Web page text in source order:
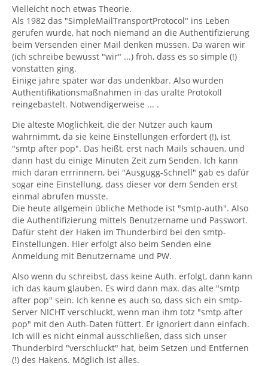
Vielleicht noch etwas Theorie.
Als 1982 das "SimpleMailTransportProtocol" ins Leben
gerufen wurde, hat noch niemand an die Authentifizierung
beim Versenden einer Mail denken müssen. Da waren wir
(ich schreibe bewusst "wir" ...) froh, dass es so simple (!)
vonstatten ging.
Einige jahre später war das undenkbar. Also wurden
Authentifikationsmaßnahmen in das uralte Protokoll
reingebastelt. Notwendigerweise ... .
Die älteste Möglichkeit, die der Nutzer auch kaum
wahrnimmt, da sie keine Einstellungen erfordert (!), ist
"smtp after pop". Das heißt, erst nach Mails schauen, und
dann hast du einige Minuten Zeit zum Senden. Ich kann
mich daran errrinnern, bei "Ausgugg-Schnell" gab es dafür
sogar eine Einstellung, dass dieser vor dem Senden erst
einmal abrufen musste.
Die heute allgemein übliche Methode ist "smtp-auth". Also
die Authentifizierung mittels Benutzername und Passwort.
Dafür steht der Haken im Thunderbird bei den smtp-
Einstellungen. Hier erfolgt also beim Senden eine
Anmeldung mit Benutzername und PW.
Also wenn du schreibst, dass keine Auth. erfolgt, dann kann
ich das kaum glauben. Es wird dann max. das alte "smtp
after pop" sein. Ich kenne es auch so, dass sich ein smtp-
Server NICHT verschluckt, wenn man ihm totz "smtp after
pop" mit den Auth-Daten füttert. Er ignoriert dann einfach.
Ich will es nicht einmal ausschließen, dass sich unser
Thunderbird "verschluckt" hat, beim Setzen und Entfernen
(!) des Hakens. Möglich ist alles.